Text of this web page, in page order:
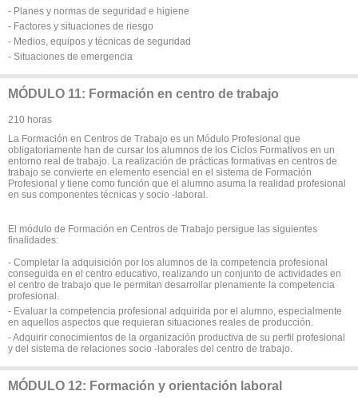
- Planes y normas de seguridad e higiene
- Factores y situaciones de riesgo
- Medios, equipos y técnicas de seguridad
- Situaciones de emergencia
MÓDULO 11: Formación en centro de trabajo
210 horas
La Formación en Centros de Trabajo es un Módulo Profesional que
obligatoriamente han de cursar los alumnos de los Ciclos Formativos en un
entorno real de trabajo. La realización de prácticas formativas en centros de
trabajo se convierte en elemento esencial en el sistema de Formación
Profesional y tiene como función que el alumno asuma la realidad profesional
en sus componentes técnicas y socio -laboral.
El módulo de Formación en Centros de Trabajo persigue las siguientes
finalidades:
- Completar la adquisición por los alumnos de la competencia profesional
conseguida en el centro educativo, realizando un conjunto de actividades en
el centro de trabajo que le permitan desarrollar plenamente la competencia
profesional.
- Evaluar la competencia profesional adquirida por el alumno, especialmente
en aquellos aspectos que requieran situaciones reales de producción.
- Adquirir conocimientos de la organización productiva de su perfil profesional
y del sistema de relaciones socio -laborales del centro de trabajo.
MÓDULO 12: Formación y orientación laboral